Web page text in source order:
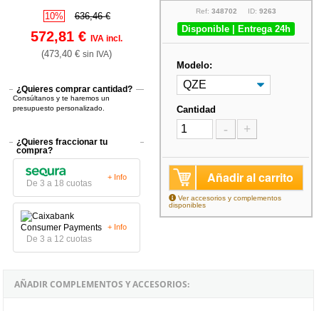
10% 636,46 €
572,81 €IVA incl.
(473,40 €sin IVA)
¿Quieres comprar cantidad?
Consúltanos y te haremos un
presupuesto personalizado.
¿Quieres fraccionar tu
compra?
De 3 a 18 cuotas
+ Info
De 3 a 12 cuotas
+ Info
Ref: 348702 ID: 9263
Disponible | Entrega 24h
Modelo:
Cantidad
- +
Añadir al carrito
Ver accesorios y complementos
disponibles
AÑADIR COMPLEMENTOS Y ACCESORIOS: